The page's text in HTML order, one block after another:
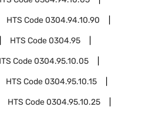
HTS Code0304.94.10.90
HTS Code0304.95
Code0304.95.10.05
HTS Code0304.95.10.15
HTS Code0304.95.10.25